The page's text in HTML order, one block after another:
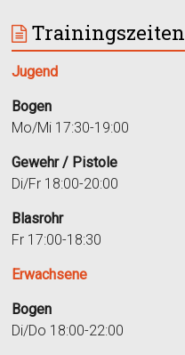
Trainingszeiten
Jugend
Bogen
Mo/Mi 17:30-19:00
Gewehr / Pistole
Di/Fr 18:00-20:00
Blasrohr
Fr 17:00-18:30
Erwachsene
Bogen
Di/Do 18:00-22:00